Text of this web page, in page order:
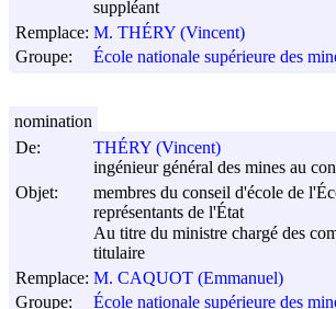
suppléant
Remplace: M. THÉRY (Vincent)
Groupe:
École nationale supérieure des
De:
THÉRY (Vincent)
ingénieur général des mines au
Objet:
membres du conseil d'école de
représentants de l'État
Au titre du ministre chargé des
titulaire
Remplace: M. CAQUOT (Emmanuel)
Groupe:
École nationale supérieure des
nomination